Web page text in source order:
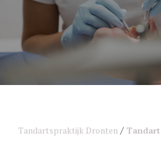
Tandartspraktijk Dronten /